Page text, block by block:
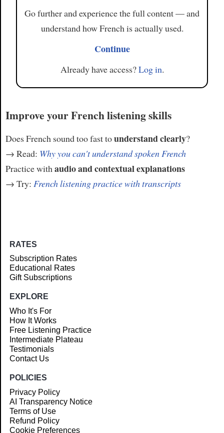
Go further and experience the full content — and
understand how French is actually used.
Continue
Already have access?Log in.
Improve your French listening skills
Does French sound too fast tounderstand clearly?
→ Read: Why you can't understand spoken French
Practice withaudio and contextual explanations
→ Try: French listening practice with transcripts
RATES
Subscription Rates
Educational Rates
Gift Subscriptions
EXPLORE
Who It's For
How It Works
Free Listening Practice
Intermediate Plateau
Testimonials
Contact Us
POLICIES
Privacy Policy
AI Transparency Notice
Terms of Use
Refund Policy
Cookie Preferences